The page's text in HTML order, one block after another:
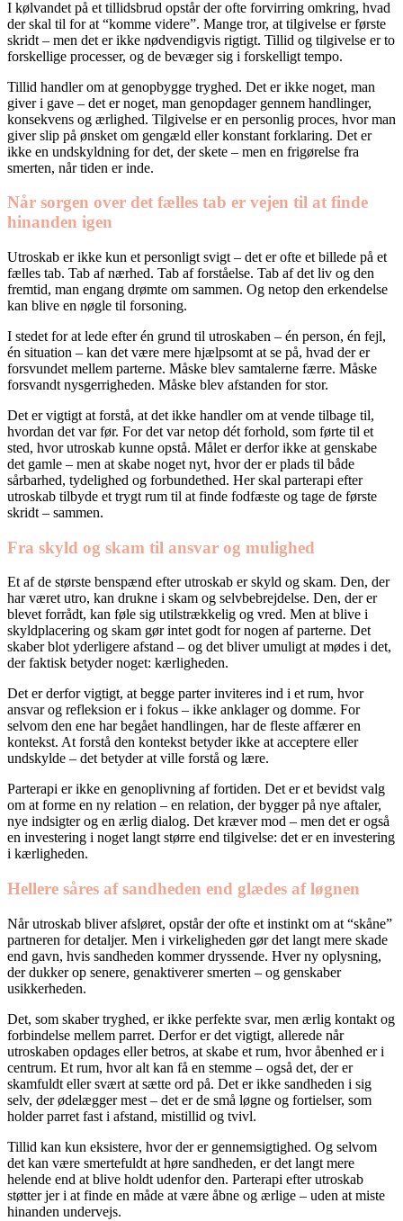
I kølvandet på et tillidsbrud opstår der ofte forvirring omkring, hvad
der skal til for at “komme videre”. Mange tror, at tilgivelse er første
skridt – men det er ikke nødvendigvis rigtigt. Tillid og tilgivelse er to
forskellige processer, og de bevæger sig i forskelligt tempo.
Tillid handler om at genopbygge tryghed. Det er ikke noget, man
giver i gave – det er noget, man genopdager gennem handlinger,
konsekvens og ærlighed. Tilgivelse er en personlig proces, hvor man
giver slip på ønsket om gengæld eller konstant forklaring. Det er
ikke en undskyldning for det, der skete – men en frigørelse fra
smerten, når tiden er inde.
Når sorgen over det fælles tab er vejen til at finde
hinanden igen
Utroskab er ikke kun et personligt svigt – det er ofte et billede på et
fælles tab. Tab af nærhed. Tab af forståelse. Tab af det liv og den
fremtid, man engang drømte om sammen. Og netop den erkendelse
kan blive en nøgle til forsoning.
I stedet for at lede efter én grund til utroskaben – én person, én fejl,
én situation – kan det være mere hjælpsomt at se på, hvad der er
forsvundet mellem parterne. Måske blev samtalerne færre. Måske
forsvandt nysgerrigheden. Måske blev afstanden for stor.
Det er vigtigt at forstå, at det ikke handler om at vende tilbage til,
hvordan det var før. For det var netop dét forhold, som førte til et
sted, hvor utroskab kunne opstå. Målet er derfor ikke at genskabe
det gamle – men at skabe noget nyt, hvor der er plads til både
sårbarhed, tydelighed og forbundethed. Her skal parterapi efter
utroskab tilbyde et trygt rum til at finde fodfæste og tage de første
skridt – sammen.
Fra skyld og skam til ansvar og mulighed
Et af de største benspænd efter utroskab er skyld og skam. Den, der
har været utro, kan drukne i skam og selvbebrejdelse. Den, der er
blevet forrådt, kan føle sig utilstrækkelig og vred. Men at blive i
skyldplacering og skam gør intet godt for nogen af parterne. Det
skaber blot yderligere afstand – og det bliver umuligt at mødes i det,
der faktisk betyder noget: kærligheden.
Det er derfor vigtigt, at begge parter inviteres ind i et rum, hvor
ansvar og refleksion er i fokus – ikke anklager og domme. For
selvom den ene har begået handlingen, har de fleste affærer en
kontekst. At forstå den kontekst betyder ikke at acceptere eller
undskylde – det betyder at ville forstå og lære.
Parterapi er ikke en genoplivning af fortiden. Det er et bevidst valg
om at forme en ny relation – en relation, der bygger på nye aftaler,
nye indsigter og en ærlig dialog. Det kræver mod – men det er også
en investering i noget langt større end tilgivelse: det er en investering
i kærligheden.
Hellere såres af sandheden end glædes af løgnen
Når utroskab bliver afsløret, opstår der ofte et instinkt om at “skåne”
partneren for detaljer. Men i virkeligheden gør det langt mere skade
end gavn, hvis sandheden kommer dryssende. Hver ny oplysning,
der dukker op senere, genaktiverer smerten – og genskaber
usikkerheden.
Det, som skaber tryghed, er ikke perfekte svar, men ærlig kontakt og
forbindelse mellem parret. Derfor er det vigtigt, allerede når
utroskaben opdages eller betros, at skabe et rum, hvor åbenhed er i
centrum. Et rum, hvor alt kan få en stemme – også det, der er
skamfuldt eller svært at sætte ord på. Det er ikke sandheden i sig
selv, der ødelægger mest – det er de små løgne og fortielser, som
holder parret fast i afstand, mistillid og tvivl.
Tillid kan kun eksistere, hvor der er gennemsigtighed. Og selvom
det kan være smertefuldt at høre sandheden, er det langt mere
helende end at blive holdt udenfor den. Parterapi efter utroskab
støtter jer i at finde en måde at være åbne og ærlige – uden at miste
hinanden undervejs.